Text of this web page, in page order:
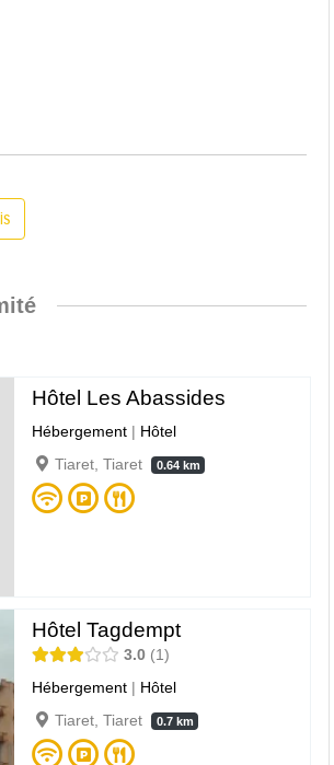
Hôtel Les Abassides
Hébergement | Hôtel
Tiaret, Tiaret
0.64 km
Hôtel Tagdempt
3.0
1
Hébergement | Hôtel
Tiaret, Tiaret
0.7 km